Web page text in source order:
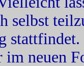
selbst
im neuen